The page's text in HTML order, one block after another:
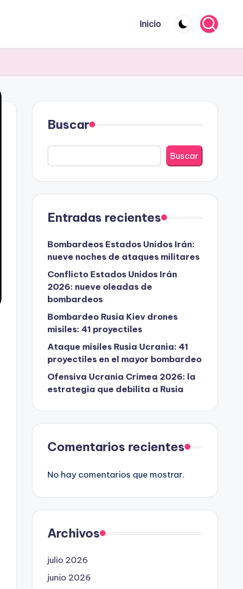
Inicio
Buscar
Buscar
Entradas recientes
Bombardeos Estados Unidos Irán:
nueve noches de ataques militares
Conflicto Estados Unidos Irán
2026: nueve oleadas de
bombardeos
Bombardeo Rusia Kiev drones
misiles: 41 proyectiles
Ataque misiles Rusia Ucrania: 41
proyectiles en el mayor bombardeo
Ofensiva Ucrania Crimea 2026: la
estrategia que debilita a Rusia
Comentarios recientes
No hay comentarios que mostrar.
Archivos
julio 2026
junio 2026